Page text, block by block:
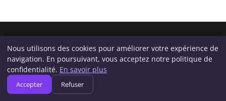
Geeksunite.net
Inscrivez-vous pour recevoir nos derniers articles directement
dans votre boîte mail.
Nous utilisons des cookies pour améliorer votre expérience de
navigation. En poursuivant, vous acceptez notre politique de
confidentialité. En savoir plus
Accepter Refuser